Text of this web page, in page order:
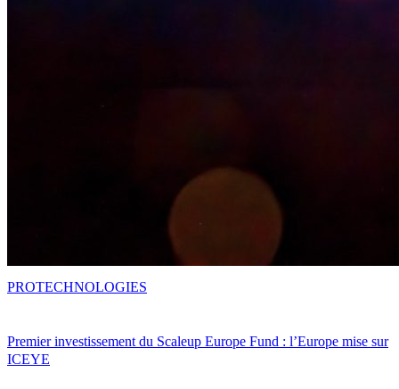
Premier investissement du Scaleup Europe Fund : l’Europe mise sur
ICEYE
PROTECHNOLOGIES